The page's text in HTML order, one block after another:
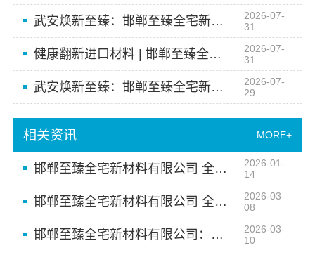
武安焕新至臻：邯郸至臻全宅新材料有限公司让家装更环保
2026-07-
31
健康翻新进口材料 | 邯郸至臻全宅新材料有限公司严选
2026-07-
31
武安焕新至臻：邯郸至臻全宅新材料有限公司让您享受品质家居
2026-07-
29
相关资讯 MORE+
邯郸至臻全宅新材料有限公司 全屋定制如何实现美观与实用兼得
2026-01-
14
邯郸至臻全宅新材料有限公司 全屋定制 省时省心省力
2026-03-
08
邯郸至臻全宅新材料有限公司：全屋整装 个性定制 一站到家
2026-03-
10